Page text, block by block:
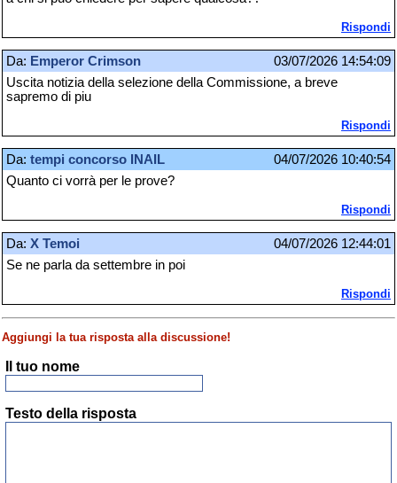
Rispondi
Da: Emperor Crimson
03/07/2026 14:54:09
Uscita notizia della selezione della Commissione, a breve
sapremo di piu
Rispondi
Da: tempi concorso INAIL
04/07/2026 10:40:54
Quanto ci vorrà per le prove?
Rispondi
Da: X Temoi
04/07/2026 12:44:01
Se ne parla da settembre in poi
Rispondi
Aggiungi la tua risposta alla discussione!
Il tuo nome
Testo della risposta